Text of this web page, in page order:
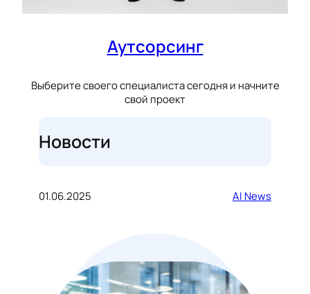
Аутсорсинг
Выберите своего специалиста сегодня и начните
свой проект
Новости
01.06.2025 AI News